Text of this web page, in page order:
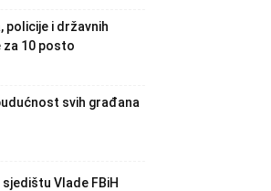
policije i državnih
za 10 posto
svih građana
Vlade FBiH